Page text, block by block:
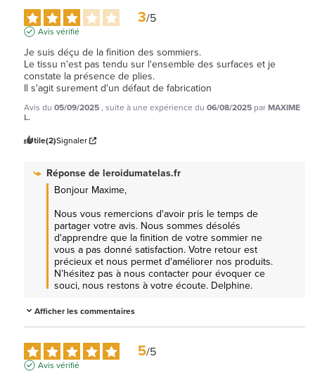
3/5
Avis vérifié
Je suis déçu de la finition des sommiers.
Le tissu n'est pas tendu sur l'ensemble des surfaces et je
constate la présence de plies.
Il s'agit surement d'un défaut de fabrication
Avis du 05/09/2025, suite à une expérience du 06/08/2025 parMAXIME
L.
Utile(2)Signaler
Réponse deleroidumatelas.fr
Bonjour Maxime,
Nous vous remercions d'avoir pris le temps de
partager votre avis. Nous sommes désolés
d'apprendre que la finition de votre sommier ne
vous a pas donné satisfaction. Votre retour est
précieux et nous permet d'améliorer nos produits.
N’hésitez pas à nous contacter pour évoquer ce
souci, nous restons à votre écoute. Delphine.
Afficher les commentaires
5/5
Avis vérifié